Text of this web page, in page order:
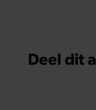
Deel dit